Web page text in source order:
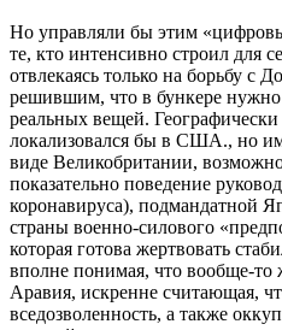
Но управляли бы этим
те, кто интенсивно строил для
отвлекаясь только на борьбу с
решившим, что в бункере нужно
реальных вещей.
локализовался бы в США., но
виде Великобритании,
показательно поведение
коронавируса), подмандатной
страны военно-силового
которая готова жертвовать
вполне понимая, что вообще-то
Аравия, искренне считающая,
вседозволенность, а также